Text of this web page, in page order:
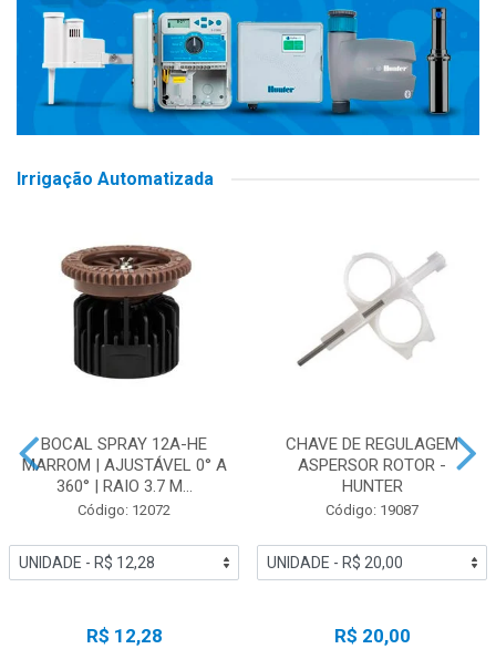
Irrigação Automatizada
BOCAL SPRAY 12A-HE
MARROM | AJUSTÁVEL 0° A
360° | RAIO 3.7 M...
Código: 12072
R$ 12,28
CHAVE DE REGULAGEM
ASPERSOR ROTOR -
HUNTER
Código: 19087
R$ 20,00